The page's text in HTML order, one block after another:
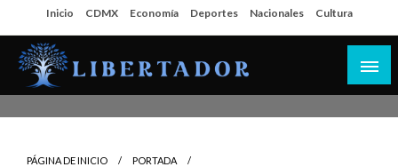
al
contenido
Inicio CDMX Economía Deportes Nacionales Cultura
PÁGINA DE INICIO
PORTADA